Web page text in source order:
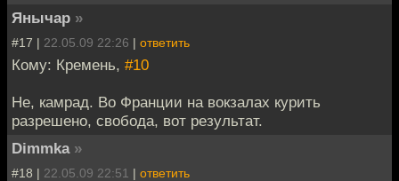
Янычар »
#17 | 22.05.09 22:26 | ответить
Кому: Кремень, #10
Не, камрад. Во Франции на вокзалах курить
разрешено, свобода, вот результат.
Dimmka »
#18 | 22.05.09 22:51 | ответить